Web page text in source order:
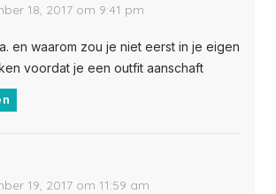
18, 2017 om 9:41 pm
en waarom zou je niet eerst in je eigen
voordat je een outfit aanschaft
19, 2017 om 11:59 am